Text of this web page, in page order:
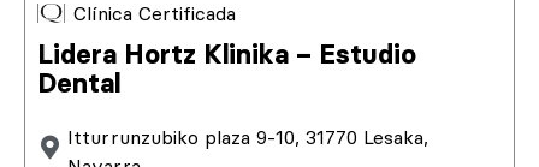
Clínica Certificada
Lidera Hortz Klinika – Estudio
Dental
Itturrunzubiko plaza 9-10, 31770 Lesaka,